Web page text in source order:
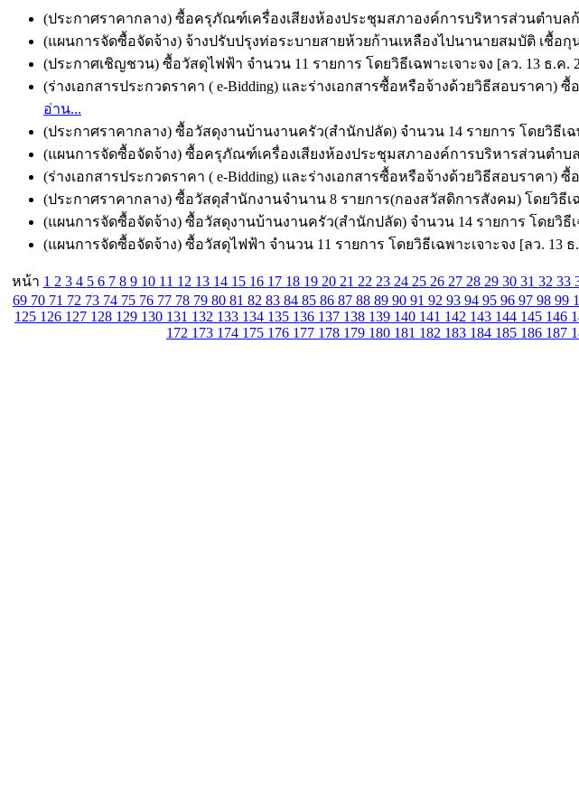
(ประกาศราคากลาง) ซื้อครุภัณฑ์เครื่องเสียงห้องประชุมสภาองค์การบริหารส่วนตำบลก้
(แผนการจัดซื้อจัดจ้าง) จ้างปรับปรุงท่อระบายสายห้วยก้านเหลืองไปนานายสมบัติ เชื้อกุน
(ประกาศเชิญชวน) ซื้อวัสดุไฟฟ้า จำนวน 11 รายการ โดยวิธีเฉพาะเจาะจง [ลว. 13 ธ.ค.
(ร่างเอกสารประกวดราคา ( e-Bidding) และร่างเอกสารซื้อหรือจ้างด้วยวิธีสอบราคา)
อ่าน...
(ประกาศราคากลาง) ซื้อวัสดุงานบ้านงานครัว(สำนักปลัด) จำนวน 14 รายการ โดยวิธีเฉ
(แผนการจัดซื้อจัดจ้าง) ซื้อครุภัณฑ์เครื่องเสียงห้องประชุมสภาองค์การบริหารส่วนตำบล
(ร่างเอกสารประกวดราคา ( e-Bidding) และร่างเอกสารซื้อหรือจ้างด้วยวิธีสอบราคา)
(ประกาศราคากลาง) ซื้อวัสดุสำนักงานจำนาน 8 รายการ(กองสวัสดิการสังคม) โดยวิธีเฉ
(แผนการจัดซื้อจัดจ้าง) ซื้อวัสดุงานบ้านงานครัว(สำนักปลัด) จำนวน 14 รายการ โดยวิธีเ
(แผนการจัดซื้อจัดจ้าง) ซื้อวัสดุไฟฟ้า จำนวน 11 รายการ โดยวิธีเฉพาะเจาะจง [ลว. 13 ธ.
หน้า 1 2 3 4 5 6 7 8 9 10 11 12 13 14 15 16 17 18 19 20 21 22 23 24 25 26 27 28 29 30 31 32 33
69 70 71 72 73 74 75 76 77 78 79 80 81 82 83 84 85 86 87 88 89 90 91 92 93 94 95 96 97 98 99
125 126 127 128 129 130 131 132 133 134 135 136 137 138 139 140 141 142 143 144 145 146
172 173 174 175 176 177 178 179 180 181 182 183 184 185 186 187